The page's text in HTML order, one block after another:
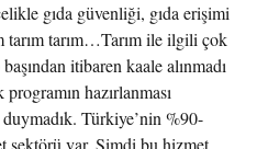
gıda güvenliği, gıda erişimi
tarım tarım…Tarım ile ilgili çok
itibaren kaale alınmadı
hazırlanması
Türkiye’nin %90-